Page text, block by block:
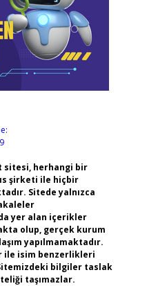
sitesi, herhangi bir
şirketi ile hiçbir
Sitede yalnızca
yer alan içerikler
olup, gerçek kurum
yapılmamaktadır.
ile isim benzerlikleri
bilgiler taslak
taşımazlar.